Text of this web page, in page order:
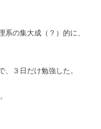
系の集大成（？）的に、
、３日だけ勉強した。